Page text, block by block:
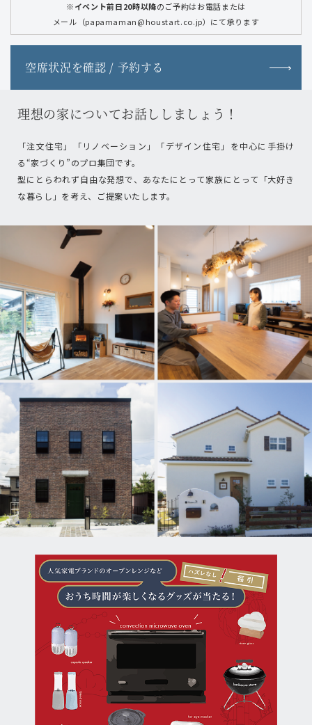
※イベント前日20時以降のご予約はお電話または
メール（papamaman@houstart.co.jp）にて承ります
空席状況を確認 / 予約する
理想の家についてお話ししましょう！
「注文住宅」「リノベーション」「デザイン住宅」を中心に手掛け
る“家づくり”のプロ集団です。
型にとらわれず自由な発想で、あなたにとって家族にとって「大好き
な暮らし」を考え、ご提案いたします。